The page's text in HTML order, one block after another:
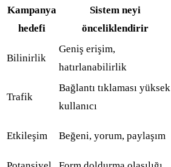
Kampanya
hedefi
Sistem neyi
önceliklendirir
Bilinirlik
Geniş erişim,
hatırlanabilirlik
Trafik
Bağlantı tıklaması yüksek
kullanıcı
Etkileşim Beğeni, yorum, paylaşım